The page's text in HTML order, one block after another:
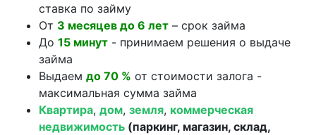
ставка по займу
От 3 месяцев до 6 лет – срок займа
До 15 минут - принимаем решения о выдаче
займа
Выдаем до 70 % от стоимости залога -
максимальная сумма займа
Квартира, дом, земля, коммерческая
недвижимость (паркинг, магазин, склад,